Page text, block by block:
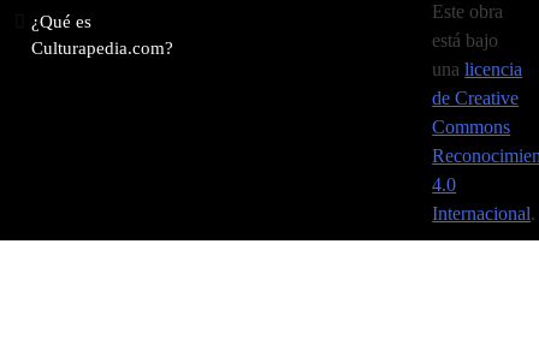
¿Qué es
Culturapedia.com?
Este obra
está bajo
unalicencia
de Creative
Commons
4.0
Internacional.